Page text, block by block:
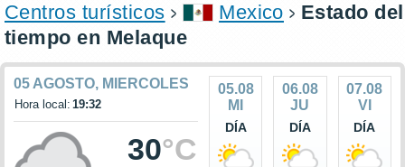
Centros turísticos Mexico
Estado del
tiempo en Melaque
05 AGOSTO, MIERCOLES
Hora local: 19:32
30°C
05.08
MI
DÍA
06.08
JU
DÍA
07.08
VI
DÍA